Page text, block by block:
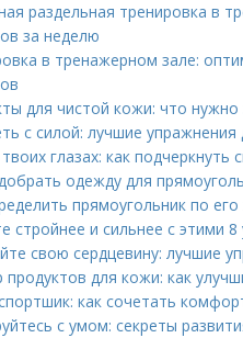
раздельная тренировка в
за неделю
в тренажерном зале:
для чистой кожи: что нужно
с силой: лучшие упражнения
глазах: как
одежду для
прямоугольник по его
стройнее и сильнее с этими
свою сердцевину: лучшие
продуктов для кожи: как
как сочетать
с умом: секреты